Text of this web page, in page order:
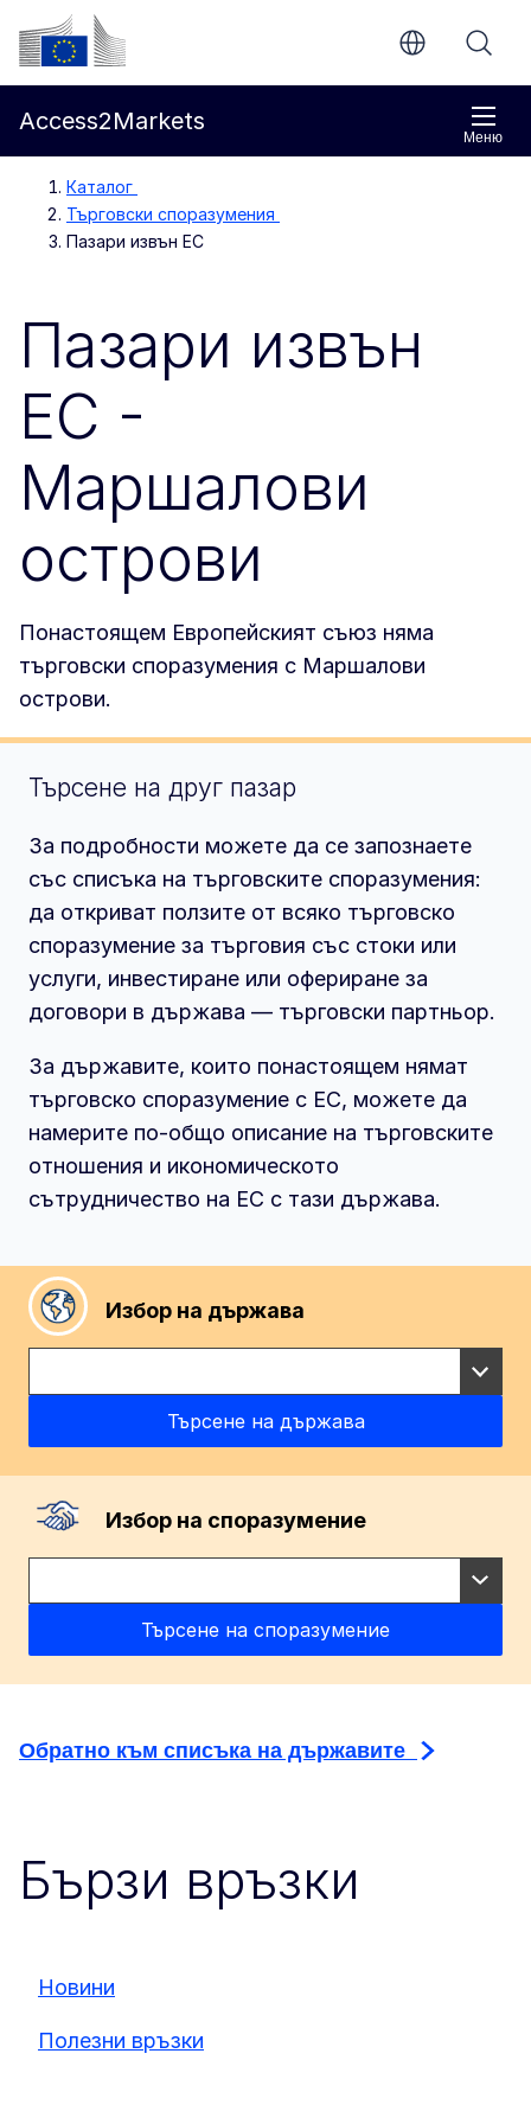
Направо към основното съдържание
Европейска комисия
Меню
Access2Markets
Каталог
Търговски споразумения
Пазари извън ЕС
Пазари извън
ЕС -
Маршалови
острови
Понастоящем Европейският съюз няма
търговски споразумения с Маршалови
острови.
Търсене на друг пазар
За подробности можете да се запознаете
със списъка на търговските споразумения:
да откриват ползите от всяко търговско
споразумение за търговия със стоки или
услуги, инвестиране или офериране за
договори в държава — търговски партньор.
За държавите, които понастоящем нямат
търговско споразумение с ЕС, можете да
намерите по-общо описание на търговските
отношения и икономическото
сътрудничество на ЕС с тази държава.
Избор на държава
Избор на споразумение
Обратно към списъка на държавите
Бързи връзки
Новини
Полезни връзки